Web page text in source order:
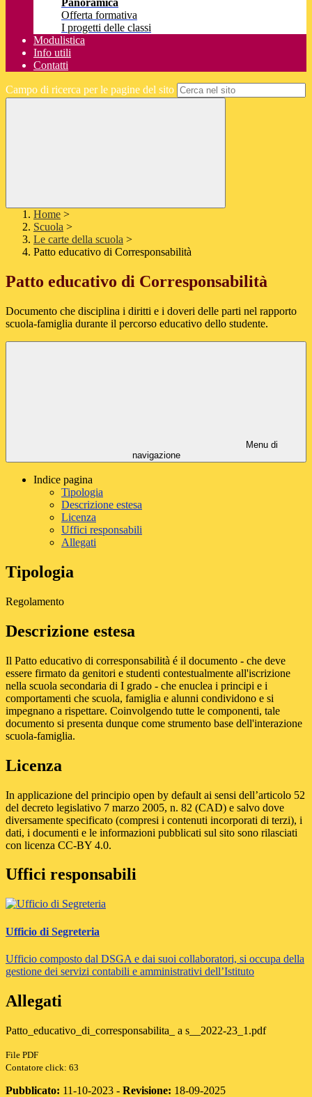
Panoramica
Offerta formativa
I progetti delle classi
Modulistica
Info utili
Contatti
Campo di ricerca per le pagine del sito
Home >
Scuola >
Le carte della scuola >
Patto educativo di Corresponsabilità
Patto educativo di Corresponsabilità
Documento che disciplina i diritti e i doveri delle parti nel rapporto
scuola-famiglia durante il percorso educativo dello studente.
Menu di
navigazione
Indice pagina
Tipologia
Descrizione estesa
Licenza
Uffici responsabili
Allegati
Tipologia
Regolamento
Descrizione estesa
Il Patto educativo di corresponsabilità é il documento - che deve
essere firmato da genitori e studenti contestualmente all'iscrizione
nella scuola secondaria di I grado - che enuclea i principi e i
comportamenti che scuola, famiglia e alunni condividono e si
impegnano a rispettare. Coinvolgendo tutte le componenti, tale
documento si presenta dunque come strumento base dell'interazione
scuola-famiglia.
Licenza
In applicazione del principio open by default ai sensi dell’articolo 52
del decreto legislativo 7 marzo 2005, n. 82 (CAD) e salvo dove
diversamente specificato (compresi i contenuti incorporati di terzi), i
dati, i documenti e le informazioni pubblicati sul sito sono rilasciati
con licenza CC-BY 4.0.
Uffici responsabili
Ufficio di Segreteria
Ufficio composto dal DSGA e dai suoi collaboratori, si occupa della
gestione dei servizi contabili e amministrativi dell’Istituto
Allegati
Patto_educativo_di_corresponsabilita_ a s__2022-23_1.pdf
File PDF
Contatore click: 63
Pubblicato: 11-10-2023 - Revisione: 18-09-2025